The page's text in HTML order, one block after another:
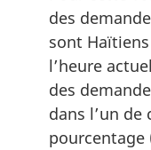
des
sont
l’heure
des
dans l’un
pourcentage